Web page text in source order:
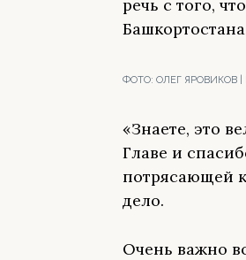
речь с того,
ФОТО: ОЛЕГ ЯРОВИКОВ
«Знаете, это
Главе и
потрясающей
дело.
Очень важно